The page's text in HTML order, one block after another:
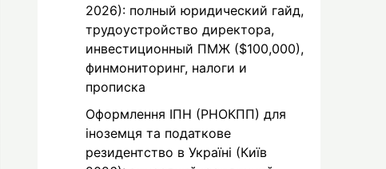
2026): полный юридический гайд,
трудоустройство директора,
инвестиционный ПМЖ ($100,000),
финмониторинг, налоги и
прописка
Оформлення ІПН (РНОКПП) для
іноземця та податкове
резидентство в Україні (Київ